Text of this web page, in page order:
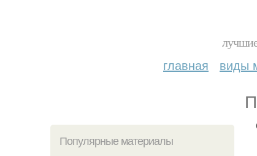
главная виды
Популярные материалы